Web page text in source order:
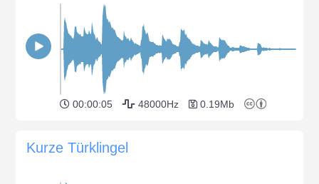
00:00:05 48000Hz 0.19Mb
Kurze Türklingel